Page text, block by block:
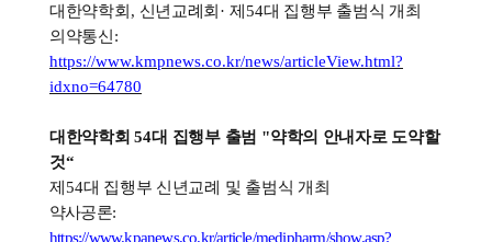
대한약학회 , 신년교례회 ·제 54대 집행부 출범식 개최
의약통신 :
https://www.kmpnews.co.kr/news/articleView.html?
idxno=64780
대한약학회54대 집행부 출범 "약학의 안내자로 도약할
것“
제 54대 집행부 신년교례 및 출범식 개최
약사공론:
https://www.kpanews.co.kr/article/medipharm/show.asp?